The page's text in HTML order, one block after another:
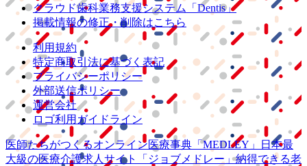
クラウド歯科業務支援システム
「Dentis」
掲載情報の修正・削除はこちら
利用規約
特定商取引法に基づく表記
プライバシーポリシー
外部送信ポリシー
運営会社
ロゴ利用ガイドライン
医師たちがつくるオンライン医療事典 「MEDLEY」
日本最
大級の医療介護求人サイト 「ジョブメドレー」納得できる老